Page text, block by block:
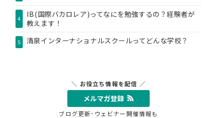
4
IB(国際バカロレア)ってなにを勉強するの？経験者が
教えます！
5 清泉インターナショナルスクールってどんな学校？
＼ お役立ち情報を配信 ／
メルマガ登録
ブログ更新･ウェビナー開催情報も